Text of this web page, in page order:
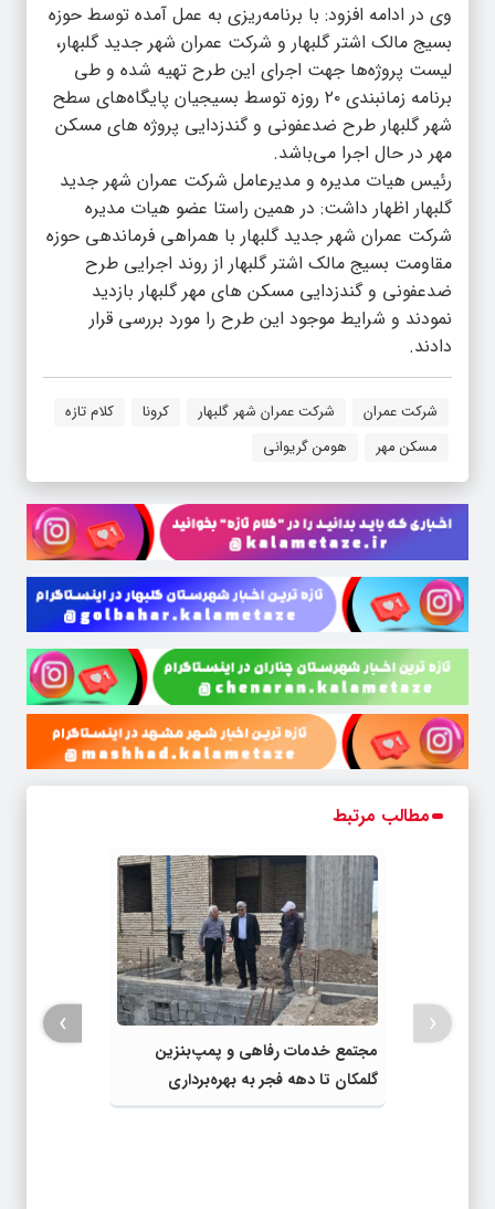
وی در ادامه افزود: با برنامه‌ریزی به عمل آمده توسط حوزه
بسیج مالک اشتر گلبهار و شرکت عمران شهر جدید گلبهار،
لیست پروژه‌ها جهت اجرای این طرح تهیه شده و طی
برنامه زمانبندی ۲۰ روزه توسط بسیجیان پایگاه‌های سطح
شهر گلبهار طرح ضدعفونی و گندزدایی پروژه های مسکن
مهر در حال اجرا می‌باشد.
رئیس هیات مدیره و مدیرعامل شرکت عمران شهر جدید
گلبهار اظهار داشت: در همین راستا عضو هیات مدیره
شرکت عمران شهر جدید گلبهار با همراهی فرماندهی حوزه
مقاومت بسیج مالک اشتر گلبهار از روند اجرایی طرح
ضدعفونی و گندزدایی مسکن های مهر گلبهار بازدید
نمودند و شرایط موجود این طرح را مورد بررسی قرار
دادند.
شرکت عمران شرکت عمران شهر گلبهار کرونا
کلام تازه
مسکن مهر
هومن گریوانی
مطالب مرتبط
مجتمع خدمات رفاهی و پمپ‌بنزین
گلمکان تا دهه فجر به بهره‌برداری
می‌رسد
‹
›